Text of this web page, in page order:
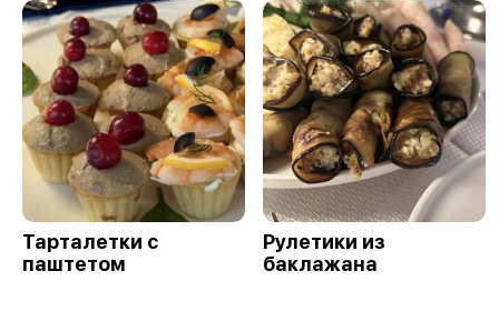
Тарталетки с
паштетом
Рулетики из
баклажана